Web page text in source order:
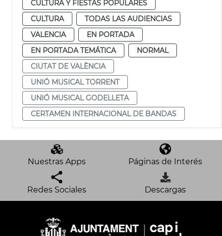
CULTURA Y FIESTAS POPULARES
CULTURA
TODAS LAS AUDIENCIAS
VALENCIA
EN PORTADA
EN PORTADA TEMÁTICA
NORMAL
CIUTAT DE VALÈNCIA
UNIÓ MUSICAL TORRENT
UNIÓ MUSICAL GODELLETA
CERTAMEN INTERNACIONAL DE BANDAS
Nuestras Apps Páginas de Interés
Redes Sociales Descargas